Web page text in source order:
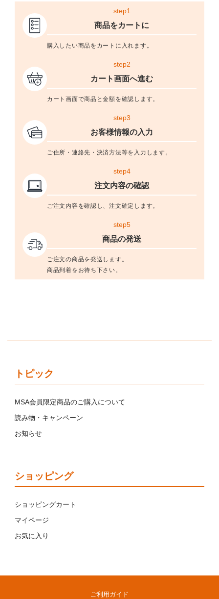
step1
商品をカートに
購入したい商品をカートに入れます。
step2
カート画面へ進む
カート画面で商品と金額を確認します。
step3
お客様情報の入力
ご住所・連絡先・決済方法等を入力します。
step4
注文内容の確認
ご注文内容を確認し、注文確定します。
step5
商品の発送
ご注文の商品を発送します。
商品到着をお待ち下さい。
トピック
MSA会員限定商品のご購入について
読み物・キャンペーン
お知らせ
ショッピング
ショッピングカート
マイページ
お気に入り
ご利用ガイド